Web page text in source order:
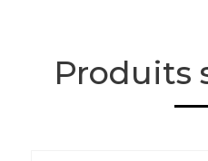
Produits